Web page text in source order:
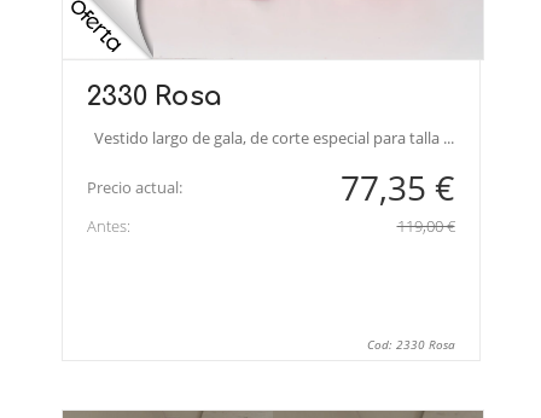
2330 Rosa
Vestido largo de gala, de corte especial para talla ...
Precio actual: 77,35 €
Antes: 119,00 €
Cod: 2330 Rosa